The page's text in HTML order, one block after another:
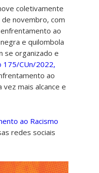
coletivamente
novembro, com
ao
e quilombola
se organizado e
175/CUn/2022,
ao
vez mais alcance e
ao Racismo
redes sociais